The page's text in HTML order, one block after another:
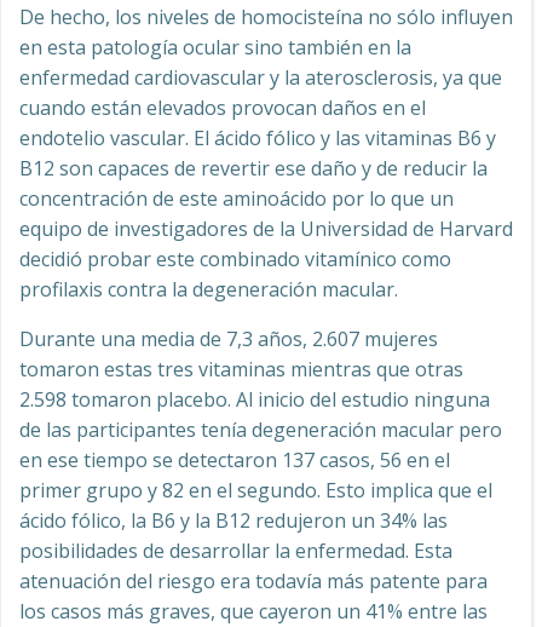
De hecho, los niveles de homocisteína no sólo influyen
en esta patología ocular sino también en la
enfermedad cardiovascular y la aterosclerosis, ya que
cuando están elevados provocan daños en el
endotelio vascular. El ácido fólico y las vitaminas B6 y
B12 son capaces de revertir ese daño y de reducir la
concentración de este aminoácido por lo que un
equipo de investigadores de la Universidad de Harvard
decidió probar este combinado vitamínico como
profilaxis contra la degeneración macular.
Durante una media de 7,3 años, 2.607 mujeres
tomaron estas tres vitaminas mientras que otras
2.598 tomaron placebo. Al inicio del estudio ninguna
de las participantes tenía degeneración macular pero
en ese tiempo se detectaron 137 casos, 56 en el
primer grupo y 82 en el segundo. Esto implica que el
ácido fólico, la B6 y la B12 redujeron un 34% las
posibilidades de desarrollar la enfermedad. Esta
atenuación del riesgo era todavía más patente para
los casos más graves, que cayeron un 41% entre las